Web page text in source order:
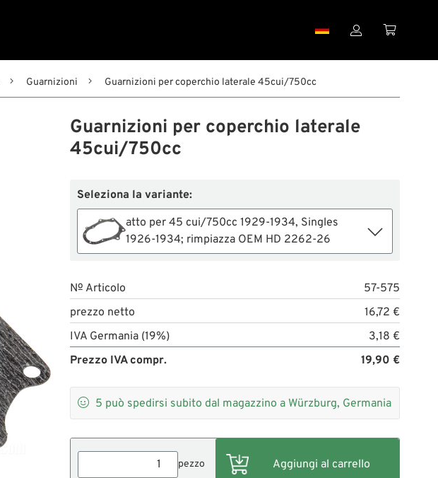
 
Guarnizioni Guarnizioni per coperchio laterale 45cui/750cc
Guarnizioni per coperchio laterale
45cui/750cc
Seleziona la variante:
atto per 45 cui/750cc 1929-1934, Singles
1926-1934; rimpiazza OEM HD 2262-26
№ Articolo
57-575
prezzo netto
16,72 €
IVA Germania (19%)
3,18 €
Prezzo IVA compr.
19,90 €
 5 può spedirsi subito dal magazzino a Würzburg, Germania
pezzo